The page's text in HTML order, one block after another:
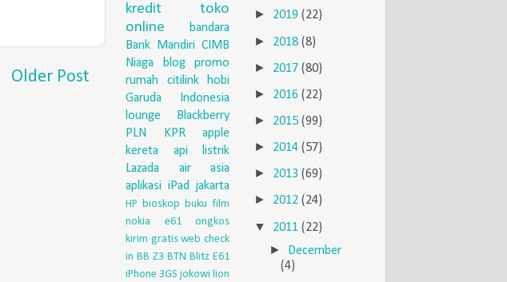
Older Post
kredit
toko
online
bandara
Bank Mandiri CIMB
Niaga
blog
promo
rumah
citilink
hobi
Garuda Indonesia
lounge
Blackberry
PLN
KPR
apple
kereta api
listrik
Lazada
air asia
aplikasi iPad jakarta
HP bioskop buku film
nokia e61
ongkos
kirim gratis web check
in BB Z3 BTN Blitz E61
iPhone 3GS jokowi lion
► 2019 (22)
► 2018 (8)
► 2017 (80)
► 2016 (22)
► 2015 (99)
► 2014 (57)
► 2013 (69)
► 2012 (24)
▼ 2011 (22)
►
December
(4)